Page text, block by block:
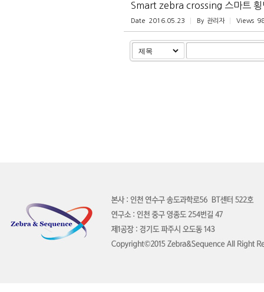
Smart zebra crossing 스마트 횡
Date 2016.05.23 By 관리자 Views